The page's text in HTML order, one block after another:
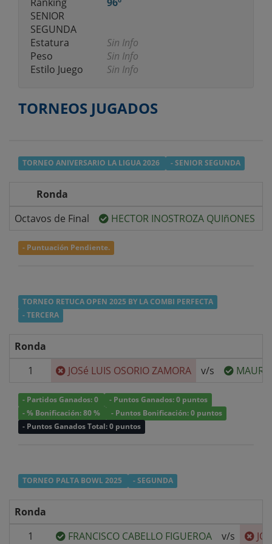
SENIOR
SEGUNDA
Estatura
Sin Info
Peso
Sin Info
Estilo Juego
Sin Info
TORNEOS JUGADOS
TORNEO ANIVERSARIO LA LIGUA 2026 - SENIOR SEGUNDA
Ronda
Octavos de Final
HECTOR INOSTROZA QUIñONES
- Puntuación Pendiente.
TORNEO RETUCA OPEN 2025 BY LA COMBI PERFECTA
- TERCERA
Ronda
1
JOSé LUIS OSORIO ZAMORA v/s
- Partidos Ganados: 0
- Puntos Ganados: 0 puntos
- % Bonificación: 80 %
- Puntos Bonificación: 0 puntos
- Puntos Ganados Total: 0 puntos
TORNEO PALTA BOWL 2025 - SEGUNDA
Ronda
1
FRANCISCO CABELLO FIGUEROA v/s